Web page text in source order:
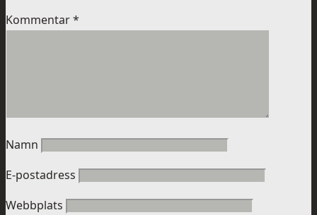
Kommentar*
Namn
E-postadress
Webbplats